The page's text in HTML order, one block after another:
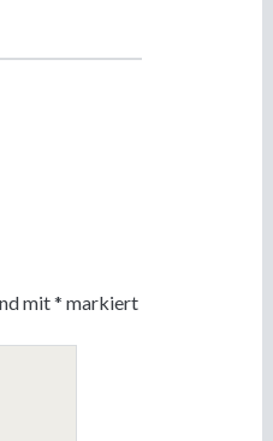
mit* markiert